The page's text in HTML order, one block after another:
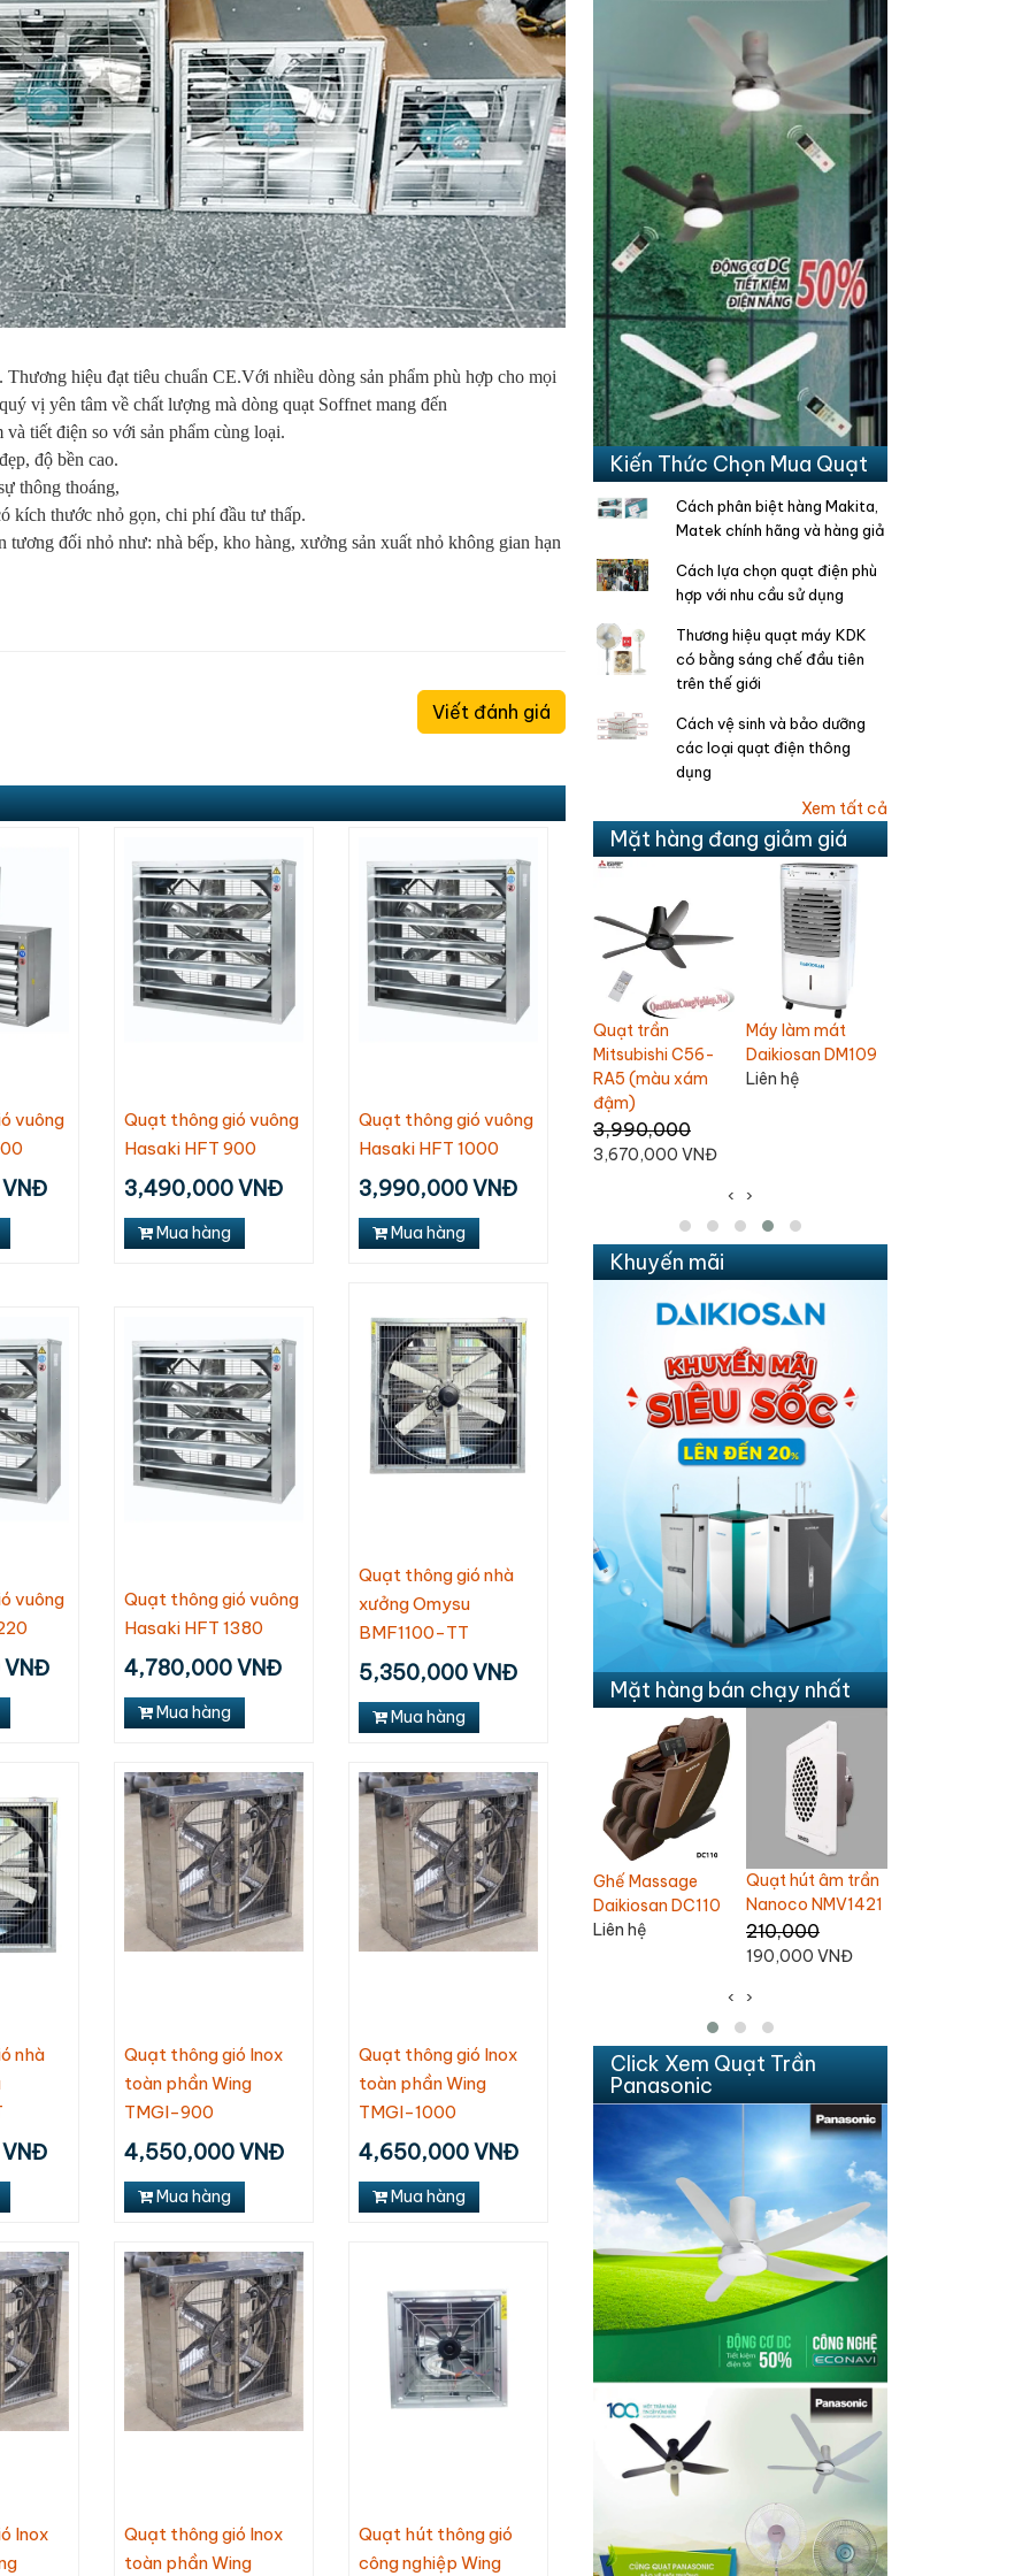
hiệu đạt tiêu chuẩn CE.Với nhiều dòng sản phẩm phù hợp cho mọi
vị yên tâm về chất lượng mà dòng quạt Soffnet mang đến
tiết điện so với sản phẩm cùng loại.
độ bền cao.
thông thoáng,
kích thước nhỏ gọn, chi phí đầu tư thấp.
đối nhỏ như: nhà bếp, kho hàng, xưởng sản xuất nhỏ không gian hạn
Viết đánh giá
vuông
Quạt thông gió vuông
Hasaki HFT 900
3,490,000 VNĐ
Mua hàng
Quạt thông gió vuông
Hasaki HFT 1000
3,990,000 VNĐ
Mua hàng
vuông
Quạt thông gió vuông
Hasaki HFT 1380
4,780,000 VNĐ
Mua hàng
Quạt thông gió nhà
xưởng Omysu
BMF1100-TT
5,350,000 VNĐ
Mua hàng
nhà
Quạt thông gió Inox
toàn phần Wing
TMGI-900
4,550,000 VNĐ
Mua hàng
Quạt thông gió Inox
toàn phần Wing
TMGI-1000
4,650,000 VNĐ
Mua hàng
Inox
Quạt thông gió Inox
toàn phần Wing
Quạt hút thông gió
công nghiệp Wing
Kiến Thức Chọn Mua Quạt
Cách phân biệt hàng Makita,
Matek chính hãng và hàng giả
Cách lựa chọn quạt điện phù
hợp với nhu cầu sử dụng
Thương hiệu quạt máy KDK
có bằng sáng chế đầu tiên
trên thế giới
Cách vệ sinh và bảo dưỡng
các loại quạt điện thông
dụng
Xem tất cả
Mặt hàng đang giảm giá
làm mát
3,990,000
3,670,000 VNĐ
Máy làm mát
Quạt thổi thảm
Omysu CD-T01
1,800,000
1,690,000 VNĐ
Quạt bàn
Mitsubishi D16-GV
1,200,000
‹ ›
Khuyến mãi
Mặt hàng bán chạy nhất
trần 3 cánh
K
VNĐ
Ghế Massage
Daikiosan DC109
Liên hệ
Ghế Massage
Daikiosan DC110
Quạt hút âm trần
Nanoco NMV1421
210,000
190,000 VNĐ
Quạt trần
Chinghai SF2001
1,100,000
Quạt trần 3 cánh
Nanoco
NCF6031-K
1,380,000 VNĐ
‹ ›
Click Xem Quạt Trần
Panasonic